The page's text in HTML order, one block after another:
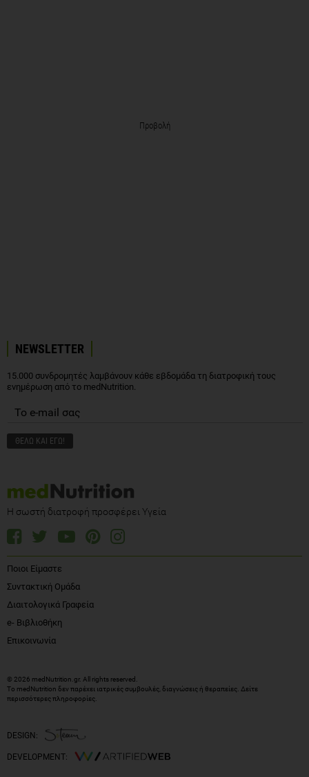
Προβολή
NEWSLETTER
15.000 συνδρομητές λαμβάνουν κάθε εβδομάδα τη διατροφική τους
ενημέρωση από το medNutrition.
Η σωστή διατροφή προσφέρει Υγεία
Ποιοι Είμαστε
Συντακτική Ομάδα
Διαιτολογικά Γραφεία
e- Βιβλιοθήκη
Επικοινωνία
© 2026 medNutrition.gr. All rights reserved.
Το medNutrition δεν παρέχει ιατρικές συμβουλές, διαγνώσεις ή θεραπείες. Δείτε
περισσότερες πληροφορίες
DESIGN:
DEVELOPMENT: